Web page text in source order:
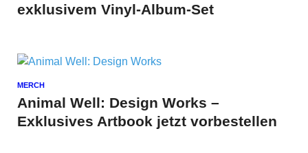
exklusivem Vinyl-Album-Set
MERCH
Animal Well: Design Works –
Exklusives Artbook jetzt vorbestellen